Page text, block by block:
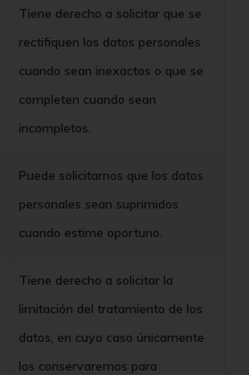
Tiene derecho a solicitar que se
rectifiquen los datos personales
cuando sean inexactos o que se
completen cuando sean
incompletos.
Puede solicitarnos que los datos
personales sean suprimidos
cuando estime oportuno.
Tiene derecho a solicitar la
limitación del tratamiento de los
datos, en cuyo caso únicamente
los conservaremos para